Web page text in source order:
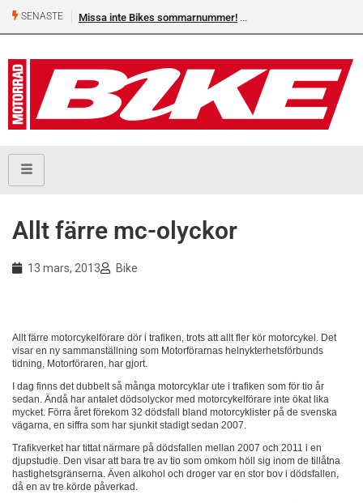
SENASTE Missa inte Bikes sommarnummer!
Allt färre mc-olyckor
13 mars, 2013 Bike
Allt färre motorcykelförare dör i trafiken, trots att allt fler kör motorcykel. Det
visar en ny sammanställning som Motorförarnas helnykterhetsförbunds
tidning, Motorföraren, har gjort.
I dag finns det dubbelt så många motorcyklar ute i trafiken som för tio år
sedan. Ändå har antalet dödsolyckor med motorcykelförare inte ökat lika
mycket. Förra året förekom 32 dödsfall bland motorcyklister på de svenska
vägarna, en siffra som har sjunkit stadigt sedan 2007.
Trafikverket har tittat närmare på dödsfallen mellan 2007 och 2011 i en
djupstudie. Den visar att bara tre av tio som omkom höll sig inom de tillåtna
hastighetsgränserna. Även alkohol och droger var en stor bov i dödsfallen,
då en av tre körde påverkad.